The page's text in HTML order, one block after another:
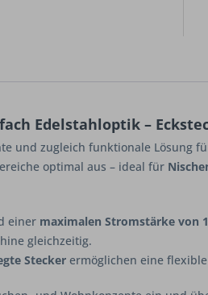
Edelstahloptik –
und zugleich funktionale Lösung
optimal aus – ideal für
einer maximalen Stromstärke von
gleichzeitig.
Stecker ermöglichen eine